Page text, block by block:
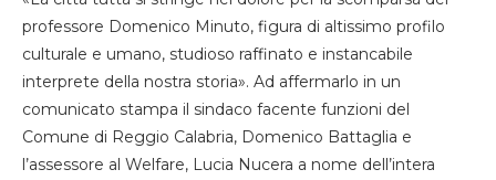
professore Domenico Minuto, figura di altissimo profilo
culturale e umano, studioso raffinato e instancabile
interprete della nostra storia». Ad affermarlo in un
comunicato stampa il sindaco facente funzioni del
Comune di Reggio Calabria, Domenico Battaglia e
l’assessore al Welfare, Lucia Nucera a nome dell’intera